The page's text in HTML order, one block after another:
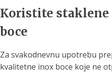
Koristite
boce
Za svakodnevnu upotrebu
kvalitetne inox boce koje ne